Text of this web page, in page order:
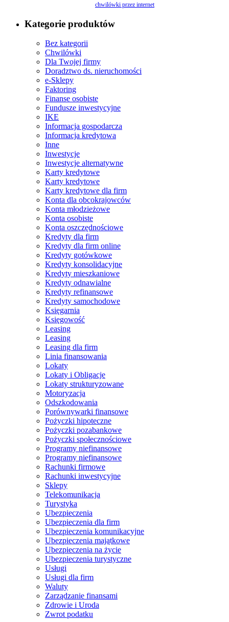
chwilówki przez internet
Kategorie produktów
Bez kategorii
Chwilówki
Dla Twojej firmy
Doradztwo ds. nieruchomości
e-Sklepy
Faktoring
Finanse osobiste
Fundusze inwestycyjne
IKE
Informacja gospodarcza
Informacja kredytowa
Inne
Inwestycje
Inwestycje alternatywne
Karty kredytowe
Karty kredytowe
Karty kredytowe dla firm
Konta dla obcokrajowców
Konta młodzieżowe
Konta osobiste
Konta oszczędnościowe
Kredyty dla firm
Kredyty dla firm online
Kredyty gotówkowe
Kredyty konsolidacyjne
Kredyty mieszkaniowe
Kredyty odnawialne
Kredyty refinansowe
Kredyty samochodowe
Księgarnia
Księgowość
Leasing
Leasing
Leasing dla firm
Linia finansowania
Lokaty
Lokaty i Obligacje
Lokaty strukturyzowane
Motoryzacja
Odszkodowania
Porównywarki finansowe
Pożyczki hipoteczne
Pożyczki pozabankowe
Pożyczki społecznościowe
Programy niefinansowe
Programy niefinansowe
Rachunki firmowe
Rachunki inwestycyjne
Sklepy
Telekomunikacja
Turystyka
Ubezpieczenia
Ubezpieczenia dla firm
Ubezpieczenia komunikacyjne
Ubezpieczenia majątkowe
Ubezpieczenia na życie
Ubezpieczenia turystyczne
Usługi
Usługi dla firm
Waluty
Zarządzanie finansami
Zdrowie i Uroda
Zwrot podatku